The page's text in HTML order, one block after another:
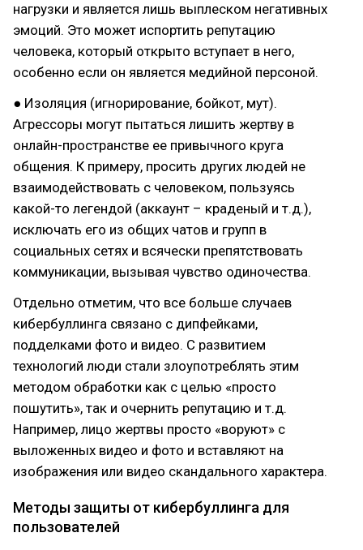
нагрузки и является лишь выплеском негативных
эмоций. Это может испортить репутацию
человека, который открыто вступает в него,
особенно если он является медийной персоной.
● Изоляция (игнорирование, бойкот, мут).
Агрессоры могут пытаться лишить жертву в
онлайн-пространстве ее привычного круга
общения. К примеру, просить других людей не
взаимодействовать с человеком, пользуясь
какой-то легендой (аккаунт – краденый и т.д.),
исключать его из общих чатов и групп в
социальных сетях и всячески препятствовать
коммуникации, вызывая чувство одиночества.
Отдельно отметим, что все больше случаев
кибербуллинга связано с дипфейками,
подделками фото и видео. С развитием
технологий люди стали злоупотреблять этим
методом обработки как с целью «просто
пошутить», так и очернить репутацию и т.д.
Например, лицо жертвы просто «воруют» с
выложенных видео и фото и вставляют на
изображения или видео скандального характера.
Методы защиты от кибербуллинга для
пользователей